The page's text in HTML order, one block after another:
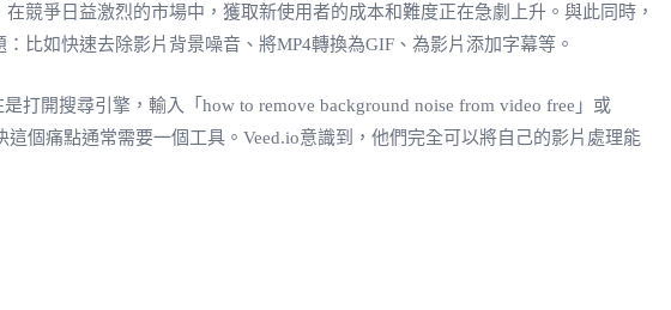
競爭日益激烈的市場中，獲取新使用者的成本和難度正在急劇上升。與此同時，
比如快速去除影片背景噪音、將MP4轉換為GIF、為影片添加字幕等。
開搜尋引擎，輸入「how to remove background noise from video free」或
個痛點通常需要一個工具。Veed.io意識到，他們完全可以將自己的影片處理能